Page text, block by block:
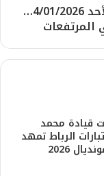
طقس شتوي بارد في المغرب غدًا الأحد 4/01/2026…
قيادة محمد
الرباط تمهد
2026